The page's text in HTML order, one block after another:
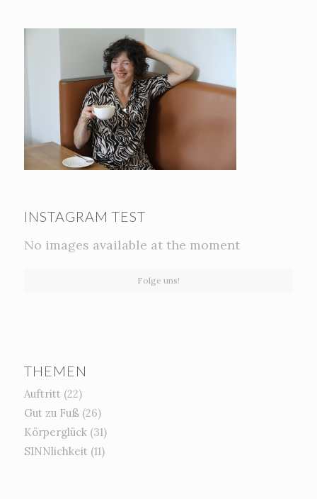
INSTAGRAM TEST
No images available at the moment
Folge uns!
THEMEN
Auftritt (22)
Gut zu Fuß(26)
Körperglück(31)
SINNlichkeit (11)